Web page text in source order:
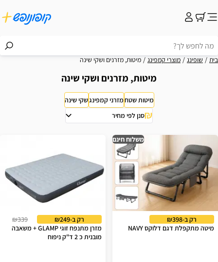
בית שופינג מוצרי קמפינג מיטות, מזרנים ושקי שינה
מיטות, מזרנים ושקי שינה
מיטות שטחמזרני קמפינגשקי שינה
סנן לפי מחיר
תוצאות משלוח חינם
רק ב-₪398
מיטה מתקפלת דגם דלוקס NAVY
רק ב-₪249
₪339
מזרן מתנפח זוגי GLAMP + משאבה
מובנית כ 2 ד"ק ניפוח